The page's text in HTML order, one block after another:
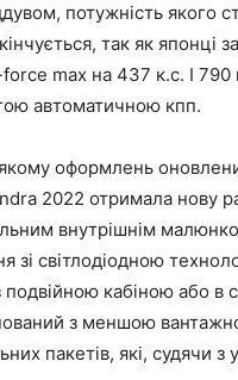
потужність якого
так як
force max на 437 к.с. І
автоматичною кпп.
оформлень
2022 отримала нову
внутрішнім
зі світлодіодною
подвійною кабіною або в
з меншою
пакетів, які, судячи